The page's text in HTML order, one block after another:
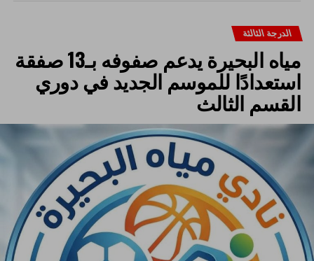
الدرجة الثالثة
مياه البحيرة يدعم صفوفه بـ13 صفقة
استعدادًا للموسم الجديد في دوري
القسم الثالث